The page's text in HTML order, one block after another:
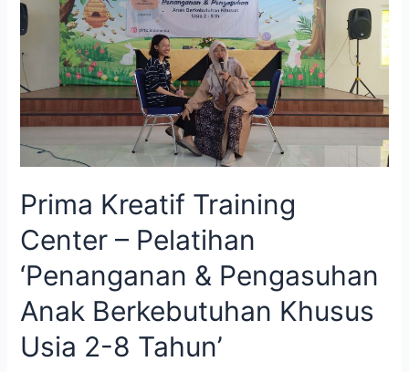
Prima Kreatif Training
Center – Pelatihan
‘Penanganan & Pengasuhan
Anak Berkebutuhan Khusus
Usia 2-8 Tahun’
Training
Center
–
Pelatihan
‘Penanganan
&
Anak
Khusus
2-
8
Tahun’